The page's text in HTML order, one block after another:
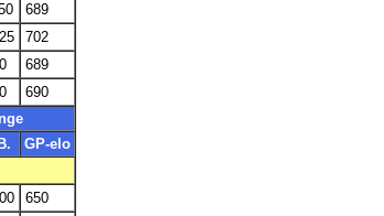
689
702
689
690
GP-elo
650